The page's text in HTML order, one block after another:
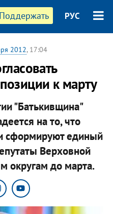
Поддержать РУС
2012, 17:04
к марту
"Батькивщина"
на то, что
сформируют единый
Верховной
округам до марта.